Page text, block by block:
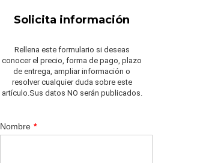
Solicita información
Rellena este formulario si deseas
conocer el precio, forma de pago, plazo
de entrega, ampliar información o
resolver cualquier duda sobre este
artículo.Sus datos NO serán publicados.
Nombre *